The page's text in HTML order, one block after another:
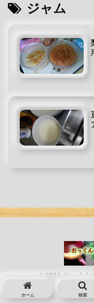
ジャム
© 2016 おっくん
ホーム 検索